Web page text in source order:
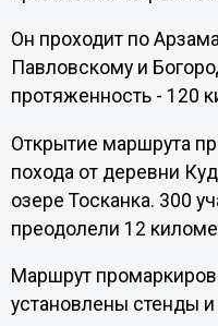
Он проходит по
Павловскому и
протяженность - 120
Открытие маршрута
похода от деревни
озере Тосканка. 300
преодолели 12
Маршрут
установлены стенды и